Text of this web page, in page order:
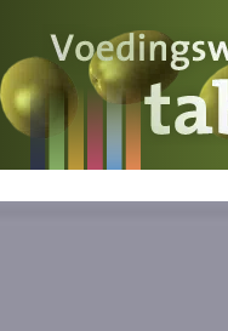
Voedingswaarde
Wat is wat?